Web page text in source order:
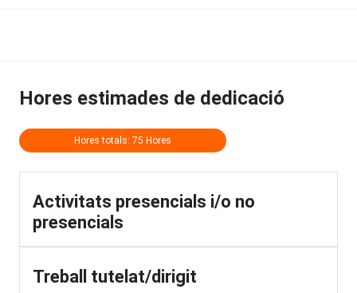
Hores estimades de dedicació
Hores totals: 75 Hores
Activitats presencials i/o no
presencials
Treball tutelat/dirigit